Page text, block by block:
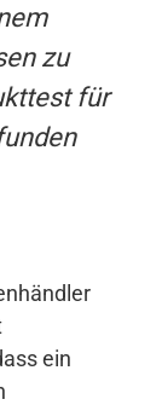
zu
für
ein